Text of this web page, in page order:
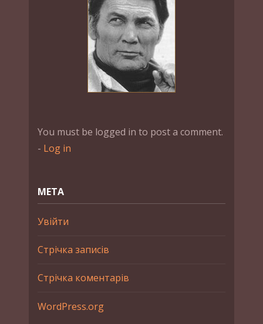
You must be logged in to post a comment.
- Log in
МЕТА
Увійти
Стрічка записів
Стрічка коментарів
WordPress.org